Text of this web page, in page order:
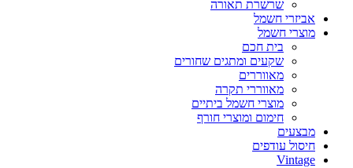
שרשרת תאורה
אביזרי חשמל
מוצרי חשמל
בית חכם
שקעים ומתגים שחורים
מאווררים
מאווררי תקרה
מוצרי חשמל ביתיים
חימום ומוצרי חורף
מבצעים
חיסול עודפים
Vintage